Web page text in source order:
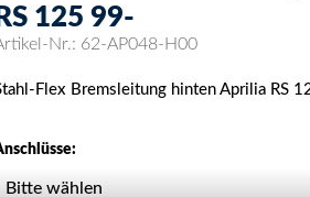
RS 125 99-
Nr.: 62-AP048-H00
Flex Bremsleitung hinten Aprilia RS